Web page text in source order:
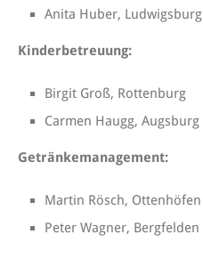
Anita Huber, Ludwigsburg
Kinderbetreuung:
Birgit Groß, Rottenburg
Carmen Haugg, Augsburg
Getränkemanagement:
Martin Rösch, Ottenhöfen
Peter Wagner, Bergfelden